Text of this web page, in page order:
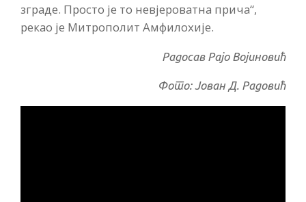
зграде. Просто је то невјероватна прича“,
рекао је Митрополит Амфилохије.
Радосав Рајо Војиновић
Фото: Јован Д. Радовић